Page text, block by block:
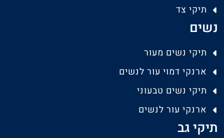
תיקי צד
נשים
תיקי נשים מעור
ארנקי דמוי עור לנשים
תיקי נשים טבעוני
ארנקי עור לנשים
תיקי גב